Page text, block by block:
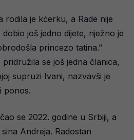
rodila je kćerku, a Rade nije
još jedno dijete, nježno je
princezo tatina.”
se još jedna članica,
supruzi Ivani, nazvavši je
ponos.
se 2022. godine u Srbiji, a
Andreja. Radostan